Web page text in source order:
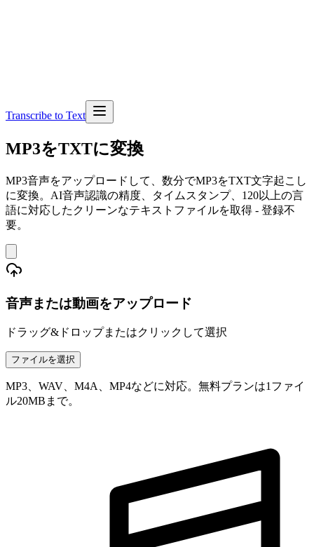
Transcribe to Text
MP3をTXTに変換
MP3音声をアップロードして、数分でMP3をTXT文字起こし
に変換。AI音声認識の精度、タイムスタンプ、120以上の言
語に対応したクリーンなテキストファイルを取得 - 登録不
要。
音声または動画をアップロード
ドラッグ&ドロップまたはクリックして選択
ファイルを選択
MP3、WAV、M4A、MP4などに対応。無料プランは1ファイ
ル20MBまで。